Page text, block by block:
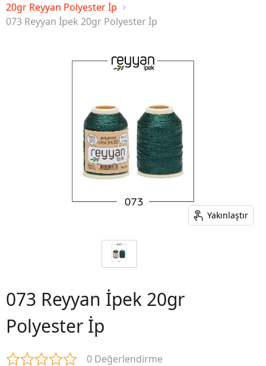
20gr Reyyan Polyester İp
073 Reyyan İpek 20gr Polyester İp
Yakınlaştır
073 Reyyan İpek 20gr
Polyester İp
0 Değerlendirme